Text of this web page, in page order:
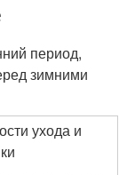
период,
зимними
ухода и